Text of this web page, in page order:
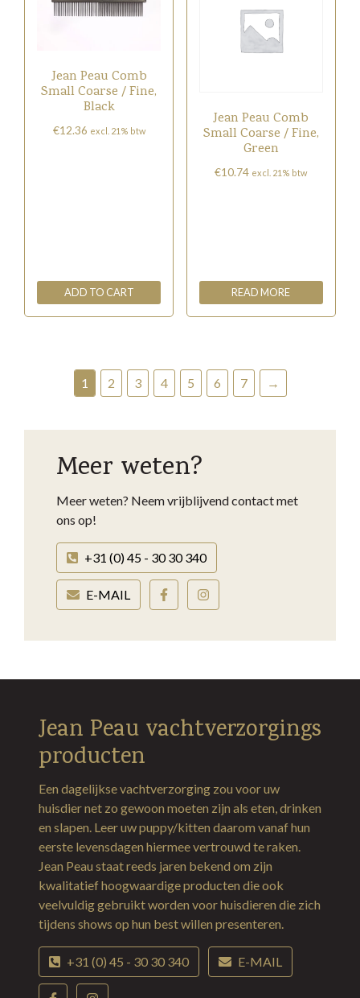
Jean Peau Comb
Small Coarse / Fine,
Black
€12.36 excl. 21% btw
ADD TO CART
Jean Peau Comb
Small Coarse / Fine,
Green
€10.74 excl. 21% btw
READ MORE
1 2 3 4 5 6 7 →
Meer weten?
Meer weten? Neem vrijblijvend contact met
ons op!
+31 (0) 45 - 30 30 340
E-MAIL
Jean Peau vachtverzorgings
producten
Een dagelijkse vachtverzorging zou voor uw
huisdier net zo gewoon moeten zijn als eten, drinken
en slapen. Leer uw puppy/kitten daarom vanaf hun
eerste levensdagen hiermee vertrouwd te raken.
Jean Peau staat reeds jaren bekend om zijn
kwalitatief hoogwaardige producten die ook
veelvuldig gebruikt worden voor huisdieren die zich
tijdens shows op hun best willen presenteren.
+31 (0) 45 - 30 30 340 E-MAIL